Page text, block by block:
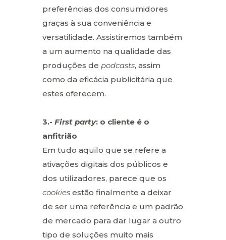
preferências dos consumidores
graças à sua conveniência e
versatilidade. Assistiremos também
a um aumento na qualidade das
produções de podcasts, assim
como da eficácia publicitária que
estes oferecem.
3.- First party: o cliente é o
anfitrião
Em tudo aquilo que se refere a
ativações digitais dos públicos e
dos utilizadores, parece que os
cookies estão finalmente a deixar
de ser uma referência e um padrão
de mercado para dar lugar a outro
tipo de soluções muito mais